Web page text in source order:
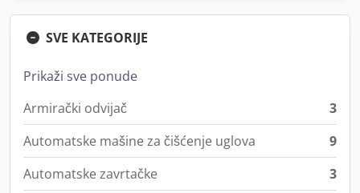
SVE KATEGORIJE
Prikaži sve ponude
Armirački odvijač
3
Automatske mašine za čišćenje uglova
9
Automatske zavrtačke
3